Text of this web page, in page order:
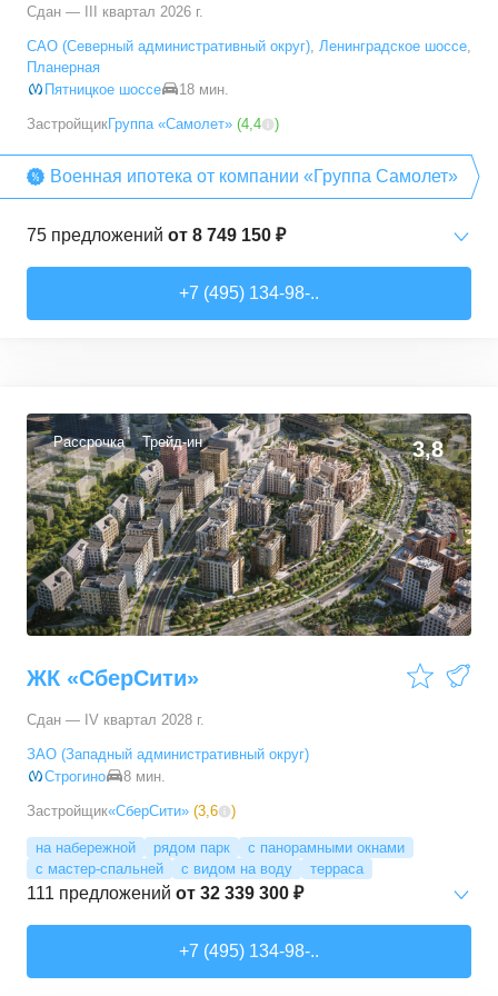
94,7– 94,7м² 1 предложение
Сдан — III квартал 2026 г.
САО (Северный административный округ), Ленинградское шоссе,
Планерная
Пятницкое шоссе
18 мин.
ЗастройщикГруппа «Самолет» (4,4 )
Военная ипотека от компании «Группа Самолет»
75 предложений от 8 749 150 ₽
2-комн. кв. от13 372 380 ₽
53,05–62,7м² 10 предложений
3-комн. кв. от17 498 090 ₽
76,45–81,28м² 11 предложений
4-комн. кв. от24 367 690 ₽
+7 (495) 134-98-..
Рассрочка Трейд-ин 3,8
ЖК «СберСити»
Сдан — IV квартал 2028 г.
ЗАО (Западный административный округ)
Строгино
8 мин.
Застройщик«СберСити» (3,6 )
на набережной рядом парк
с панорамными окнами
с мастер-спальней
с видом на воду терраса
111 предложений от 32 339 300 ₽
+7 (495) 134-98-..